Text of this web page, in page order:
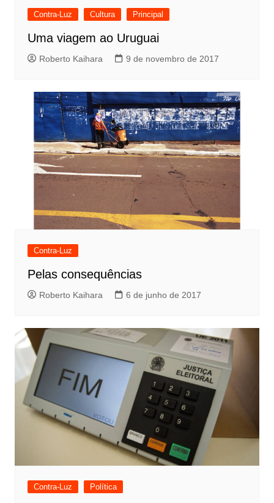
Contra-Luz Cultura Principal
Uma viagem ao Uruguai
Roberto Kaihara 9 de novembro de 2017
Contra-Luz
Pelas consequências
Roberto Kaihara 6 de junho de 2017
Contra-Luz Política